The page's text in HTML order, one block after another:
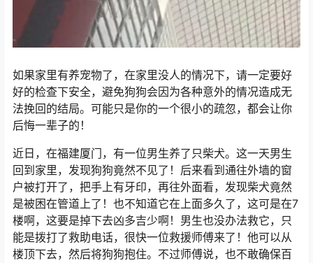
如果家里有养宠物了，在家里没人的情况下，请一定要好
好的检查下安全，避免狗狗会因为各种意外的情况造成无
法挽回的结局。可能只是你的一个很小的疏忽，都会让你
后悔一辈子的！
近日，在福建厦门，有一位男生养了只柴犬。这一天男生
回到家里，发现狗狗竟然不见了！后来看到通往外墙的窗
户被打开了，把手上有牙印，再往外面看，发现柴犬竟然
是被困在管道上了！也不知道它在上面多久了，这可是在7
楼啊，这要是掉下去凶多吉少啊！男生也没办法救它，只
能是拨打了救助电话，很快一位救援师傅来了！他可以从
楼顶下去，然后将狗狗抱住。不过师傅说，也不敢确保百